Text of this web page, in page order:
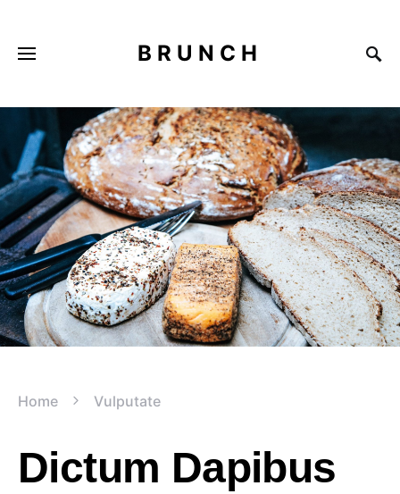
BRUNCH
Home Vulputate
Dictum Dapibus